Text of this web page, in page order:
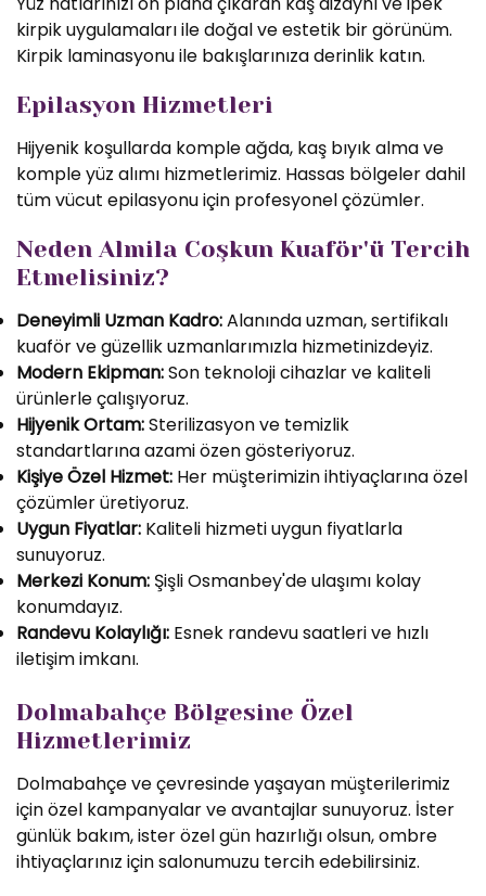
kirpik uygulamaları ile doğal ve estetik bir görünüm.
Kirpik laminasyonu ile bakışlarınıza derinlik katın.
Epilasyon Hizmetleri
Hijyenik koşullarda komple ağda, kaş bıyık alma ve
komple yüz alımı hizmetlerimiz. Hassas bölgeler dahil
tüm vücut epilasyonu için profesyonel çözümler.
Neden Almila Coşkun Kuaför'ü Tercih
Etmelisiniz?
Deneyimli Uzman Kadro:Alanında uzman, sertifikalı
kuaför ve güzellik uzmanlarımızla hizmetinizdeyiz.
Modern Ekipman:Son teknoloji cihazlar ve kaliteli
ürünlerle çalışıyoruz.
Hijyenik Ortam:Sterilizasyon ve temizlik
standartlarına azami özen gösteriyoruz.
Kişiye Özel Hizmet: Her müşterimizin ihtiyaçlarına özel
çözümler üretiyoruz.
Uygun Fiyatlar: Kaliteli hizmeti uygun fiyatlarla
sunuyoruz.
Merkezi Konum: Şişli Osmanbey'de ulaşımı kolay
konumdayız.
Randevu Kolaylığı: Esnek randevu saatleri ve hızlı
iletişim imkanı.
Dolmabahçe Bölgesine Özel
Hizmetlerimiz
Dolmabahçe ve çevresinde yaşayan müşterilerimiz
için özel kampanyalar ve avantajlar sunuyoruz. İster
günlük bakım, ister özel gün hazırlığı olsun, ombre
ihtiyaçlarınız için salonumuzu tercih edebilirsiniz.